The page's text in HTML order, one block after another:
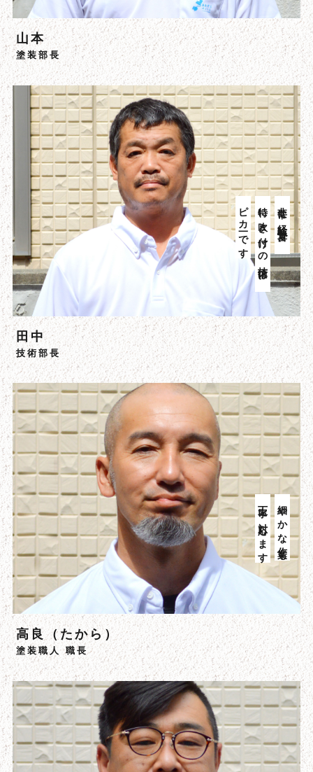
山本
塗装部長
非常に経験豊富で、
特に吹き付けの技術は、
ピカ一です
田中
技術部長
細やかな作業も
丁寧に対応します
高良（たから）
塗装職人 職長